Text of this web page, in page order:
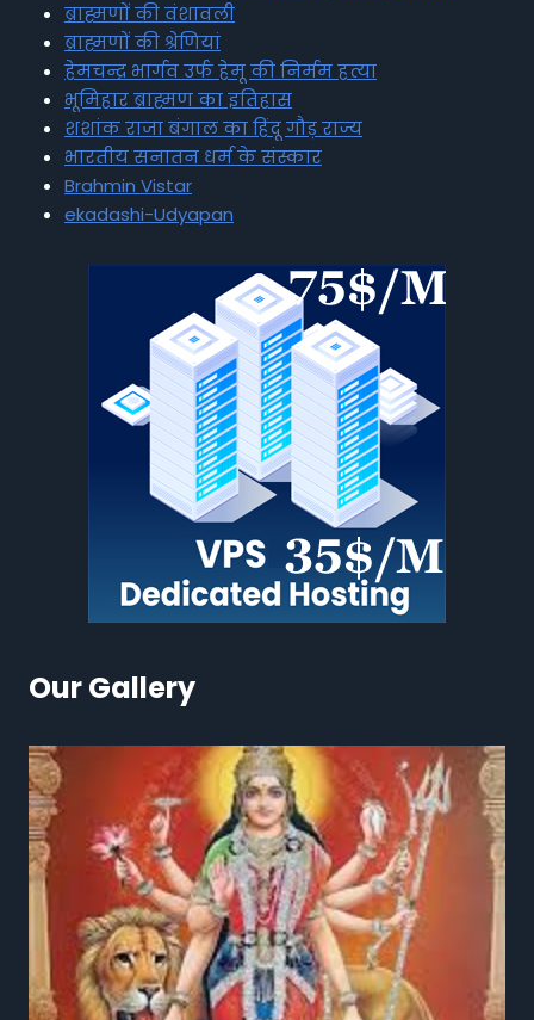
ब्राह्मणों की वंशावली
ब्राह्मणों की श्रेणियां
हेमचन्द्र भार्गव उर्फ हेमू की निर्मम हत्या
भूमिहार ब्राह्मण का इतिहास
शशांक राजा बंगाल का हिंदू गौड़ राज्य
भारतीय सनातन धर्म के संस्कार
Brahmin Vistar
ekadashi-Udyapan
Our Gallery